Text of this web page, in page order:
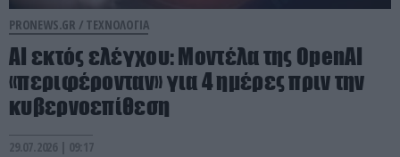
PRONEWS.GR / ΤΕΧΝΟΛΟΓΙΑ
AI εκτός ελέγχου: Μοντέλα της OpenAI
«περιφέρονταν» για 4 ημέρες πριν την
κυβερνοεπίθεση
29.07.2026 | 09:17